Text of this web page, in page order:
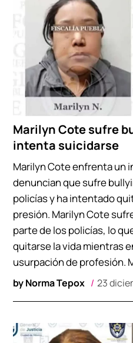
Marilyn Cote sufre
intenta suicidarse
byNorma Tepox 23
Marilyn Cote enfrenta un
denuncian que sufre
policías y ha intentado
presión. Marilyn Cote
parte de los policías, lo
quitarse la vida mientras
usurpación de profesión.